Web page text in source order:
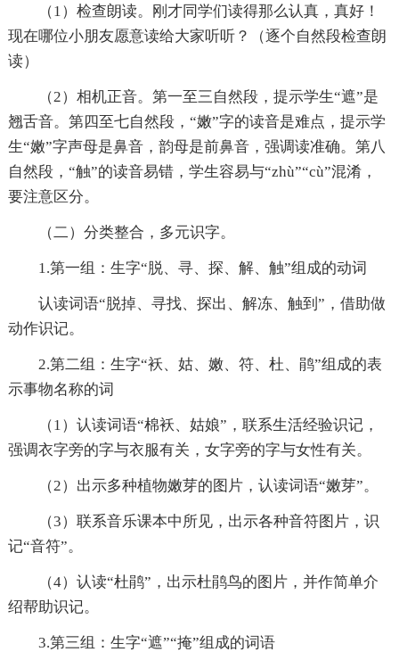
（1）检查朗读。刚才同学们读得那么认真，真好！
现在哪位小朋友愿意读给大家听听？（逐个自然段检查朗
读）
（2）相机正音。第一至三自然段，提示学生“遮”是
翘舌音。第四至七自然段，“嫩”字的读音是难点，提示学
生“嫩”字声母是鼻音，韵母是前鼻音，强调读准确。第八
自然段，“触”的读音易错，学生容易与“zhù”“cù”混淆，
要注意区分。
（二）分类整合，多元识字。
1.第一组：生字“脱、寻、探、解、触”组成的动词
认读词语“脱掉、寻找、探出、解冻、触到”，借助做
动作识记。
2.第二组：生字“袄、姑、嫩、符、杜、鹃”组成的表
示事物名称的词
（1）认读词语“棉袄、姑娘”，联系生活经验识记，
强调衣字旁的字与衣服有关，女字旁的字与女性有关。
（2）出示多种植物嫩芽的图片，认读词语“嫩芽”。
（3）联系音乐课本中所见，出示各种音符图片，识
记“音符”。
（4）认读“杜鹃”，出示杜鹃鸟的图片，并作简单介
绍帮助识记。
3.第三组：生字“遮”“掩”组成的词语